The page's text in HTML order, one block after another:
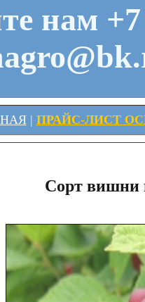
нам
| ПРАЙС-ЛИСТ
Сорт вишни